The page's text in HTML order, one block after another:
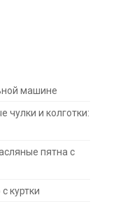
машине
чулки и колготки:
пятна с
куртки